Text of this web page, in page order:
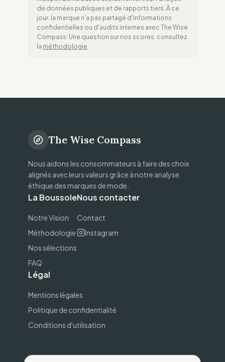
de données publiques et de rapports tiers. À ce
jour, la marque n'a pas partagé d'informations
confidentielles ou d'audits internes avec The Wise
Compass. Une question sur nos scores, consultez
la méthodologie
The Wise Compass
Nous aidons les consommateurs à faire des choix
alignés avec leurs valeurs grâce à notre analyse
éthique des marques de mode.
La Boussole
Notre Vision
Méthodologie
Nos sélections
FAQ
Nous contacter
Contact
Instagram
Légal
Mentions légales
Politique de confidentialité
Conditions d'utilisation